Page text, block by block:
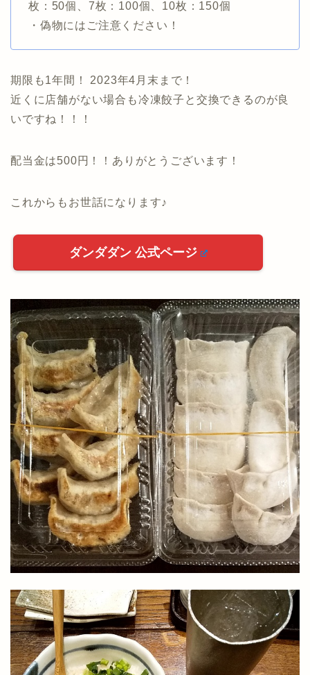
枚：50個、7枚：100個、10枚：150個
・偽物にはご注意ください！
期限も1年間！ 2023年4月末まで！
近くに店舗がない場合も冷凍餃子と交換できるのが良
いですね！！！
配当金は500円！！ありがとうございます！
これからもお世話になります♪
ダンダダン 公式ページ